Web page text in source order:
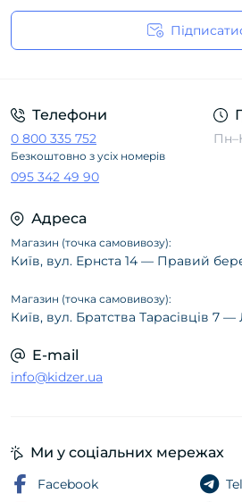
Телефони
0 800 335 752
Безкоштовно з усіх номерів
095 342 49 90
Адреса
Магазин (точка самовивозу):
Київ, вул. Ернста 14 — Правий
Магазин (точка самовивозу):
Київ, вул. Братства Тарасівців 7
E-mail
info@kidzer.ua
Ми у соціальних мережах
Facebook